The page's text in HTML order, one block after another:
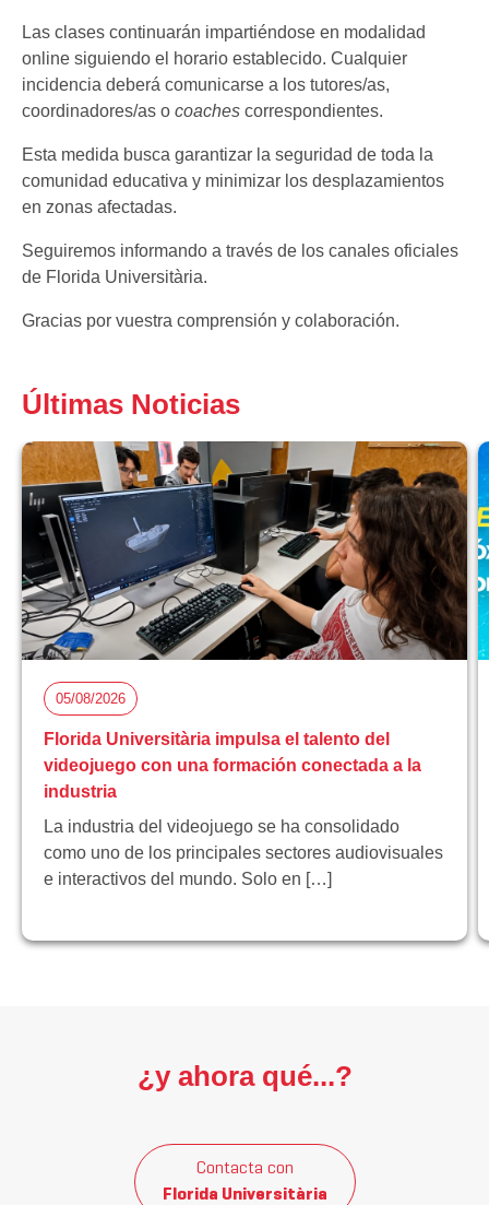
Las clases continuarán impartiéndose en modalidad
online siguiendo el horario establecido. Cualquier
incidencia deberá comunicarse a los tutores/as,
coordinadores/as o coaches correspondientes.
Esta medida busca garantizar la seguridad de toda la
comunidad educativa y minimizar los desplazamientos
en zonas afectadas.
Seguiremos informando a través de los canales oficiales
de Florida Universitària.
Gracias por vuestra comprensión y colaboración.
Últimas Noticias
05/08/2026
Florida Universitària impulsa el talento del
videojuego con una formación conectada a la
industria
La industria del videojuego se ha consolidado
como uno de los principales sectores audiovisuales
e interactivos del mundo. Solo en […]
¿y ahora qué...?
Contacta con
Florida Universitària